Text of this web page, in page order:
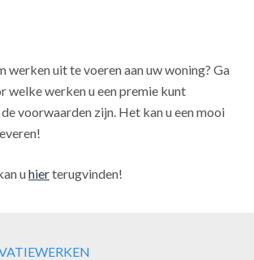
werken uit te voeren aan uw woning? Ga
welke werken u een premie kunt
voorwaarden zijn. Het kan u een mooi
uhierterugvinden!